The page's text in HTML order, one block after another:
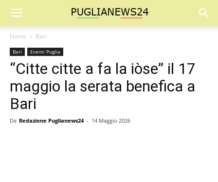
Home Bari
Bari Eventi Puglia
“Citte citte a fa la iòse” il 17
maggio la serata benefica a
Bari
Da Redazione Puglianews24 - 14 Maggio 2026